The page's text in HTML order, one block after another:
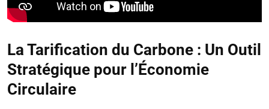
La Tarification du Carbone : Un Outil
Stratégique pour l’Économie
Circulaire